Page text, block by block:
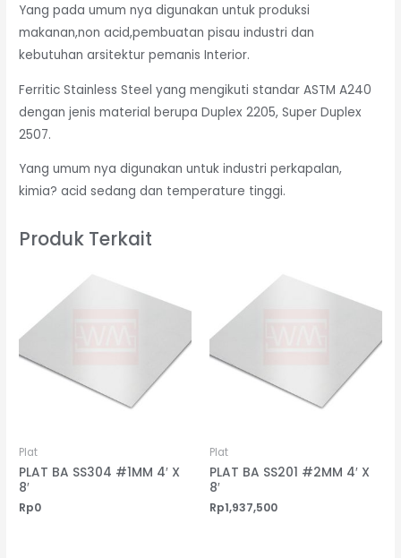
Yang pada umum nya digunakan untuk produksi
makanan,non acid,pembuatan pisau industri dan
kebutuhan arsitektur pemanis Interior.
Ferritic Stainless Steel yang mengikuti standar ASTM A240
dengan jenis material berupa Duplex 2205, Super Duplex
2507.
Yang umum nya digunakan untuk industri perkapalan,
kimia? acid sedang dan temperature tinggi.
Produk Terkait
Plat
PLAT BA SS304 #1MM 4′ X
8′
Rp0
Plat
PLAT BA SS201 #2MM 4′ X
8′
Rp1,937,500